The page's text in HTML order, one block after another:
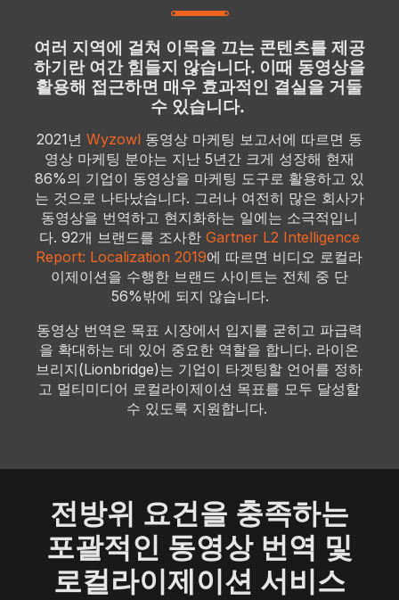
여러 지역에 걸쳐 이목을 끄는 콘텐츠를 제공
하기란 여간 힘들지 않습니다. 이때 동영상을
활용해 접근하면 매우 효과적인 결실을 거둘
수 있습니다.
2021년 Wyzowl 동영상 마케팅 보고서에 따르면 동
영상 마케팅 분야는 지난 5년간 크게 성장해 현재
86%의 기업이 동영상을 마케팅 도구로 활용하고 있
는 것으로 나타났습니다. 그러나 여전히 많은 회사가
동영상을 번역하고 현지화하는 일에는 소극적입니
다. 92개 브랜드를 조사한 Gartner L2 Intelligence
Report: Localization 2019에 따르면 비디오 로컬라
이제이션을 수행한 브랜드 사이트는 전체 중 단
56%밖에 되지 않습니다.
동영상 번역은 목표 시장에서 입지를 굳히고 파급력
을 확대하는 데 있어 중요한 역할을 합니다. 라이온
브리지(Lionbridge)는 기업이 타겟팅할 언어를 정하
고 멀티미디어 로컬라이제이션 목표를 모두 달성할
수 있도록 지원합니다.
전방위 요건을 충족하는
포괄적인 동영상 번역 및
로컬라이제이션 서비스